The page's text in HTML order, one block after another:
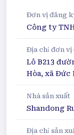
Đơn vị đăng
Công ty
Địa chỉ đơn vị
Lô B213
Hòa, xã Đức
Nhà sản xuất
Shandong
Địa chỉ sản